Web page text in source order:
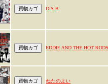
D.S.B
EDDIE AND THE HOT RODS
ねたのよい